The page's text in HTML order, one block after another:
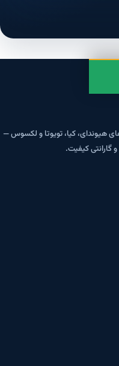
هیوندای، کیا، تویوتا و لکسوس —
گارانتی کیفیت.